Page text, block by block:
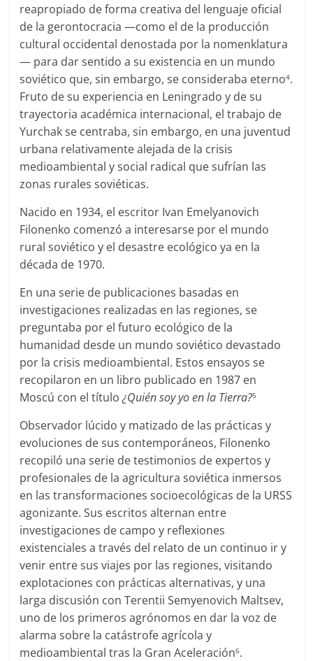
reapropiado de forma creativa del lenguaje oficial
de la gerontocracia —como el de la producción
cultural occidental denostada por la nomenklatura
— para dar sentido a su existencia en un mundo
soviético que, sin embargo, se consideraba eterno4.
Fruto de su experiencia en Leningrado y de su
trayectoria académica internacional, el trabajo de
Yurchak se centraba, sin embargo, en una juventud
urbana relativamente alejada de la crisis
medioambiental y social radical que sufrían las
zonas rurales soviéticas.
Nacido en 1934, el escritor Ivan Emelyanovich
Filonenko comenzó a interesarse por el mundo
rural soviético y el desastre ecológico ya en la
década de 1970.
En una serie de publicaciones basadas en
investigaciones realizadas en las regiones, se
preguntaba por el futuro ecológico de la
humanidad desde un mundo soviético devastado
por la crisis medioambiental. Estos ensayos se
recopilaron en un libro publicado en 1987 en
Moscú con el título¿Quién soy yo en la Tierra?5
Observador lúcido y matizado de las prácticas y
evoluciones de sus contemporáneos, Filonenko
recopiló una serie de testimonios de expertos y
profesionales de la agricultura soviética inmersos
en las transformaciones socioecológicas de la URSS
agonizante. Sus escritos alternan entre
investigaciones de campo y reflexiones
existenciales a través del relato de un continuo ir y
venir entre sus viajes por las regiones, visitando
explotaciones con prácticas alternativas, y una
larga discusión con Terentii Semyenovich Maltsev,
uno de los primeros agrónomos en dar la voz de
alarma sobre la catástrofe agrícola y
medioambiental tras la Gran Aceleración6.